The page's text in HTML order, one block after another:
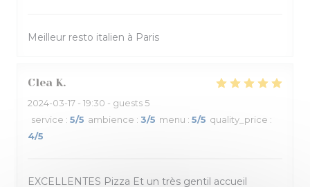
Meilleur resto italien à Paris
Clea K
2024-03-17 - 19:30 - guests 5
service : 5/5 ambience : 3/5 menu : 5/5 quality_price :
4/5
EXCELLENTES Pizza Et un très gentil accueil